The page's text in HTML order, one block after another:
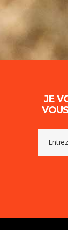
JE